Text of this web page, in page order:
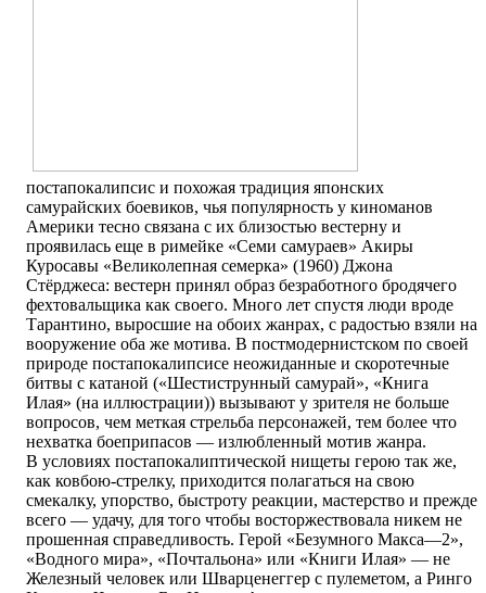
постапокалипсис и похожая традиция японских
самурайских боевиков, чья популярность у киноманов
Америки тесно связана с их близостью вестерну и
проявилась еще в римейке «Семи самураев» Акиры
Куросавы «Великолепная семерка» (1960) Джона
Стёрджеса: вестерн принял образ безработного бродячего
фехтовальщика как своего. Много лет спустя люди вроде
Тарантино, выросшие на обоих жанрах, с радостью взяли на
вооружение оба же мотива. В постмодернистском по своей
природе постапокалипсисе неожиданные и скоротечные
битвы с катаной («Шестиструнный самурай», «Книга
Илая» (на иллюстрации)) вызывают у зрителя не больше
вопросов, чем меткая стрельба персонажей, тем более что
нехватка боеприпасов — излюбленный мотив жанра.
В условиях постапокалиптической нищеты герою так же,
как ковбою-стрелку, приходится полагаться на свою
смекалку, упорство, быстроту реакции, мастерство и прежде
всего — удачу, для того чтобы восторжествовала никем не
прошенная справедливость. Герой «Безумного Макса—2»,
«Водного мира», «Почтальона» или «Книги Илая» — не
Железный человек или Шварценеггер с пулеметом, а Ринго